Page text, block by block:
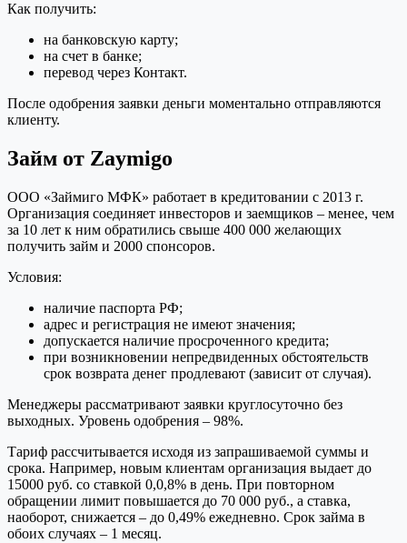
Как получить:
на банковскую карту;
на счет в банке;
перевод через Контакт.
После одобрения заявки деньги моментально отправляются
клиенту.
Займ от Zaymigo
ООО «Займиго МФК» работает в кредитовании с 2013 г.
Организация соединяет инвесторов и заемщиков – менее, чем
за 10 лет к ним обратились свыше 400 000 желающих
получить займ и 2000 спонсоров.
Условия:
наличие паспорта РФ;
адрес и регистрация не имеют значения;
допускается наличие просроченного кредита;
при возникновении непредвиденных обстоятельств
срок возврата денег продлевают (зависит от случая).
Менеджеры рассматривают заявки круглосуточно без
выходных. Уровень одобрения – 98%.
Тариф рассчитывается исходя из запрашиваемой суммы и
срока. Например, новым клиентам организация выдает до
15000 руб. со ставкой 0,0,8% в день. При повторном
обращении лимит повышается до 70 000 руб., а ставка,
наоборот, снижается – до 0,49% ежедневно. Срок займа в
обоих случаях – 1 месяц.